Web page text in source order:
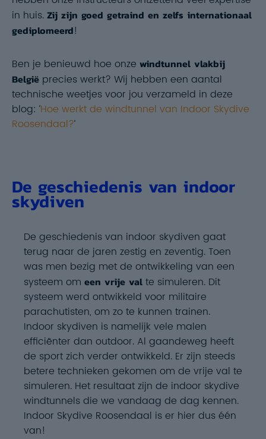
in huis. Zij zijn goed getraind en zelfs internationaal
gediplomeerd!
Ben je benieuwd hoe onze windtunnel vlakbij
België precies werkt? Wij hebben een aantal
technische weetjes voor jou verzameld in deze
blog: ‘Hoe werkt de windtunnel van Indoor Skydive
Roosendaal?‘
De geschiedenis van indoor
skydiven
De geschiedenis van indoor skydiven gaat
terug naar de jaren zestig en zeventig. Toen
was men bezig met de ontwikkeling van een
systeem om een vrije val te simuleren. Dit
systeem werd ontwikkeld voor militaire
parachutisten, om zo te kunnen trainen.
Indoor skydiven is namelijk vele malen
efficiënter dan outdoor. Al gaandeweg heeft
de sport zich verder ontwikkeld. Er zijn steeds
betere technieken gekomen om de vrije val te
simuleren. Het resultaat zijn de indoor skydive
windtunnels die we vandaag de dag kennen.
Indoor Skydive Roosendaal is er hier dus één
van!